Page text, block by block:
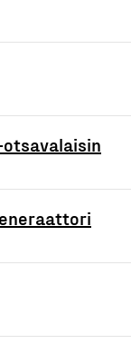
-otsavalaisin